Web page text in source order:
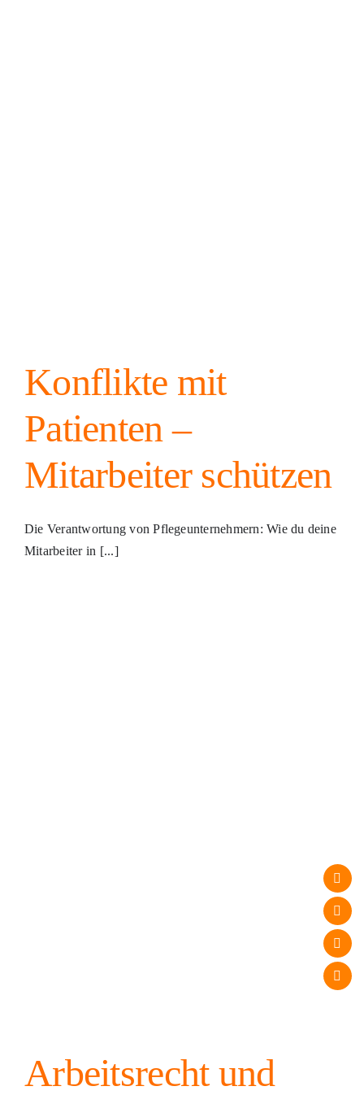
Konflikte mit
Patienten –
Mitarbeiter schützen
Die Verantwortung von Pflegeunternehmern: Wie du deine
Mitarbeiter in [...]
Arbeitsrecht und